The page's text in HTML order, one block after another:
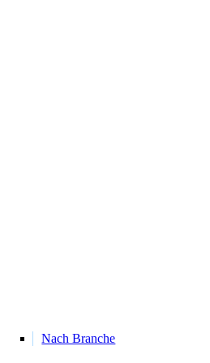
Nach Branche